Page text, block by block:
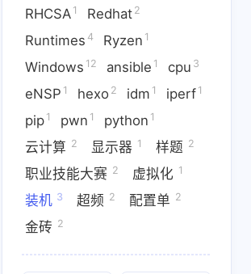
GPU IDA
Potplayer 1
iperf1 pip1
2
RHCSA 1 Redhat 2
Runtimes 4 Ryzen 1
Windows 12 ansible 1 cpu 3
eNSP 1 hexo 2 idm 1 iperf 1
pip 1 pwn 1 python 1
云计算 2 显示器 1 样题 2
职业技能大赛 2 虚拟化 1
装机 3 超频 2 配置单 2
金砖 2